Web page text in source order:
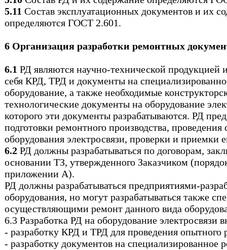
5.11 Состав эксплуатационных документов и их
определяются ГОСТ 2.601.
6 Организация разработки ремонтных
6.1 РД являются научно-технической продукцией
себя КРД, ТРД и документы на
оборудование, а также необходимые
технологические документы на оборудование
которого эти документы разрабатываются. РД
подготовки ремонтного производства, проведения
оборудования электросвязи, проверки и приемки
6.2 РД должны разрабатываться по договорам,
основании ТЗ, утвержденного Заказчиком
приложении А).
РД должны разрабатываться предприятиями-
оборудования, но могут разрабатываться также
осуществляющими ремонт данного вида
6.3 Разработка РД на оборудование электросвязи
- разработку КРД и ТРД для проведения опытного
- разработку документов на специализированное